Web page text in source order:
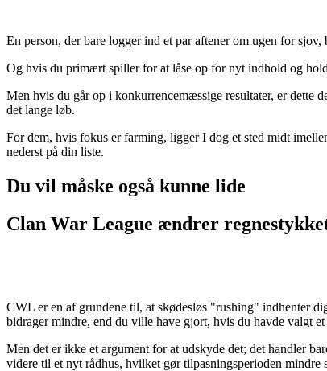
En person, der bare logger ind et par aftener om ugen for
Og hvis du primært spiller for at låse op for nyt indhold og
Men hvis du går op i konkurrencemæssige resultater, er dette
det lange løb.
For dem, hvis fokus er farming, ligger I dog et sted midt
nederst på din liste.
Du vil måske også kunne lide
Clan War League ændrer
CWL er en af grundene til, at skødesløs "rushing" indhenter
bidrager mindre, end du ville have gjort, hvis du havde valgt et
Men det er ikke et argument for at udskyde det; det handler
videre til et nyt rådhus, hvilket gør tilpasningsperioden mindre